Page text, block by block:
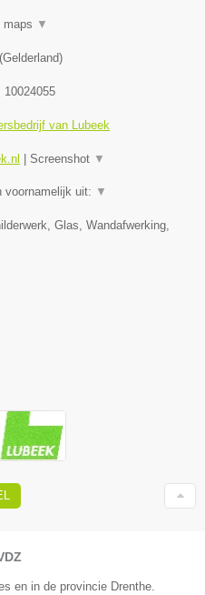
maps ▼
(Gelderland)
10024055
van Lubeek
Screenshot ▼
voornamelijk uit: ▼
Glas, Wandafwerking,
en in de provincie Drenthe.